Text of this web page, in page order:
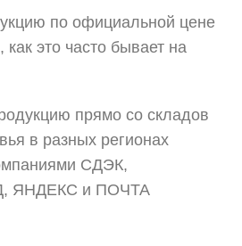
по официальной цене
это часто бывает на
прямо со складов
в разных регионах
СДЭК,
ЯНДЕКС и ПОЧТА